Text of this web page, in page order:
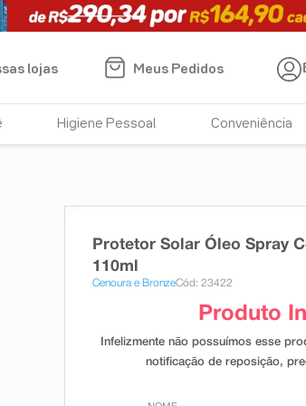
lojas
Meus Pedidos
Higiene Pessoal Conveniência
Protetor Solar Óleo Spray
110ml
Cenoura e BronzeCód: 23422